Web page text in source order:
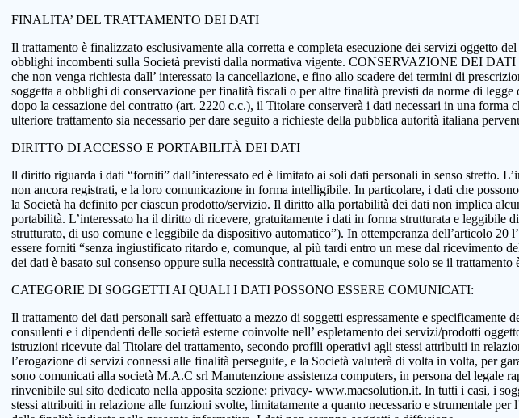
FINALITA’ DEL TRATTAMENTO DEI DATI
Il trattamento è finalizzato esclusivamente alla corretta e completa esecuzione dei servizi oggetto
obblighi incombenti sulla Società previsti dalla normativa vigente. CONSERVAZIONE DEI DATI
che non venga richiesta dall’ interessato la cancellazione, e fino allo scadere dei termini di
soggetta a obblighi di conservazione per finalità fiscali o per altre finalità previsti da norme di
dopo la cessazione del contratto (art. 2220 c.c.), il Titolare conserverà i dati necessari in una
ulteriore trattamento sia necessario per dare seguito a richieste della pubblica autorità italiana
DIRITTO DI ACCESSO E PORTABILITÀ DEI DATI
ll diritto riguarda i dati “forniti” dall’interessato ed è limitato ai soli dati personali in senso stretto.
non ancora registrati, e la loro comunicazione in forma intelligibile. In particolare, i dati che
la Società ha definito per ciascun prodotto/servizio. Il diritto alla portabilità dei dati non implica
portabilità. L’interessato ha il diritto di ricevere, gratuitamente i dati in forma strutturata e
strutturato, di uso comune e leggibile da dispositivo automatico”). In ottemperanza dell’articolo
essere forniti “senza ingiustificato ritardo e, comunque, al più tardi entro un mese dal ricevimento
dei dati è basato sul consenso oppure sulla necessità contrattuale, e comunque solo se il
CATEGORIE DI SOGGETTI AI QUALI I DATI POSSONO ESSERE COMUNICATI:
Il trattamento dei dati personali sarà effettuato a mezzo di soggetti espressamente e
consulenti e i dipendenti delle società esterne coinvolte nell’ espletamento dei servizi/prodotti
istruzioni ricevute dal Titolare del trattamento, secondo profili operativi agli stessi attribuiti in
l’erogazione di servizi connessi alle finalità perseguite, e la Società valuterà di volta in volta, per
sono comunicati alla società M.A.C srl Manutenzione assistenza computers, in persona del
rinvenibile sul sito dedicato nella apposita sezione: privacy- www.macsolution.it. In tutti i casi, i
stessi attribuiti in relazione alle funzioni svolte, limitatamente a quanto necessario e strumentale